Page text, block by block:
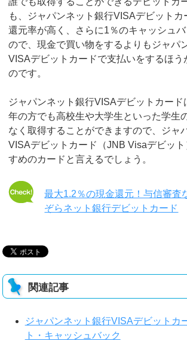
も、ジャパンネット銀行VISAデビットカ
還元率が高く、さらに1％のキャッシュ
ので、現金で買い物をするよりもジャパ
VISAデビットカードで支払いをするほう
のです。
ジャパンネット銀行VISAデビットカード
年の方でも高校生や大学生といった学生
なく取得することができますので、ジャ
VISAデビットカード（JNB Visaデビッ
すめのカードと言えるでしょう。
最大1.2％の現金還元！与信審査
ぞらネット銀行デビットカード
関連記事
ジャパンネット銀行VISAデビットカ
ト・キャッシュバック